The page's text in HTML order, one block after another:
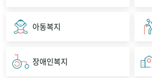
아동복지
장애인복지